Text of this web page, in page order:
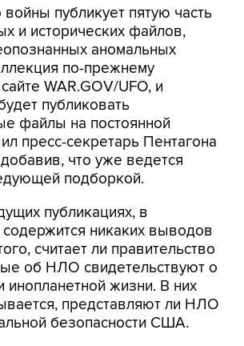
публикует пятую часть
и исторических файлов,
аномальных
по-прежнему
WAR.GOV/UFO, и
публиковать
файлы на постоянной
пресс-секретарь Пентагона
что уже ведется
подборкой.
публикациях, в
никаких выводов
считает ли правительство
об НЛО свидетельствуют о
инопланетной жизни. В них
представляют ли НЛО
безопасности США.